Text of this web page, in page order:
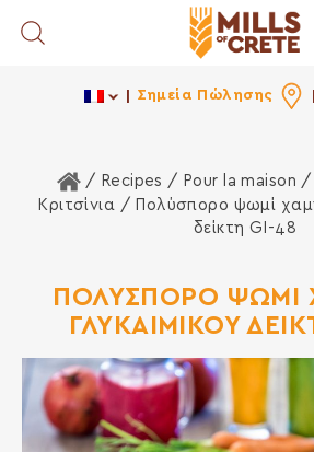
Toggle Search
Σημεία Πώλησης
Home
/ Recipes / Pour la maison
Κριτσίνια / Πολύσπορο ψωμί
δείκτη GI-48
ΠΟΛΥΣΠΟΡΟ ΨΩΜΙ
ΓΛΥΚΑΙΜΙΚΟΥ